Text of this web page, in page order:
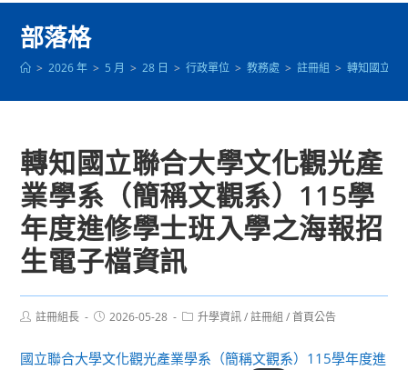
部落格
> 2026 年 > 5 月 > 28 日 > 行政單位 > 教務處 > 註冊組 > 轉知國立聯
轉知國立聯合大學文化觀光產
業學系（簡稱文觀系）115學
年度進修學士班入學之海報招
生電子檔資訊
Post註冊組長
Post2026-05-28
Post升學資訊 / 註冊組 / 首頁公告
國立聯合大學文化觀光產業學系（簡稱文觀系）115學年度進